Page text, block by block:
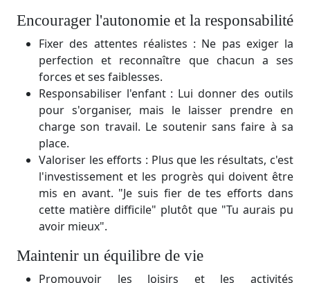
Encourager l'autonomie et la responsabilité
Fixer des attentes réalistes : Ne pas exiger la
perfection et reconnaître que chacun a ses
forces et ses faiblesses.
Responsabiliser l'enfant : Lui donner des outils
pour s'organiser, mais le laisser prendre en
charge son travail. Le soutenir sans faire à sa
place.
Valoriser les efforts : Plus que les résultats, c'est
l'investissement et les progrès qui doivent être
mis en avant. "Je suis fier de tes efforts dans
cette matière difficile" plutôt que "Tu aurais pu
avoir mieux".
Maintenir un équilibre de vie
Promouvoir les loisirs et les activités